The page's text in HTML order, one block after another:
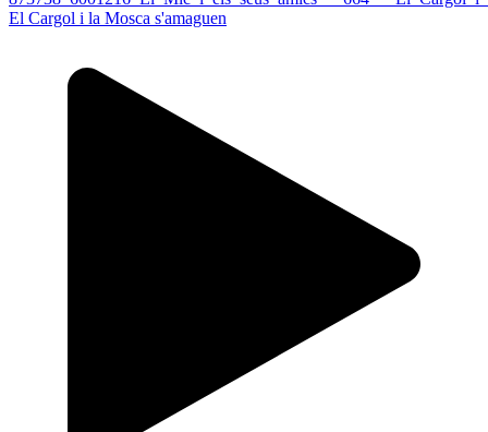
El Cargol i la Mosca s'amaguen